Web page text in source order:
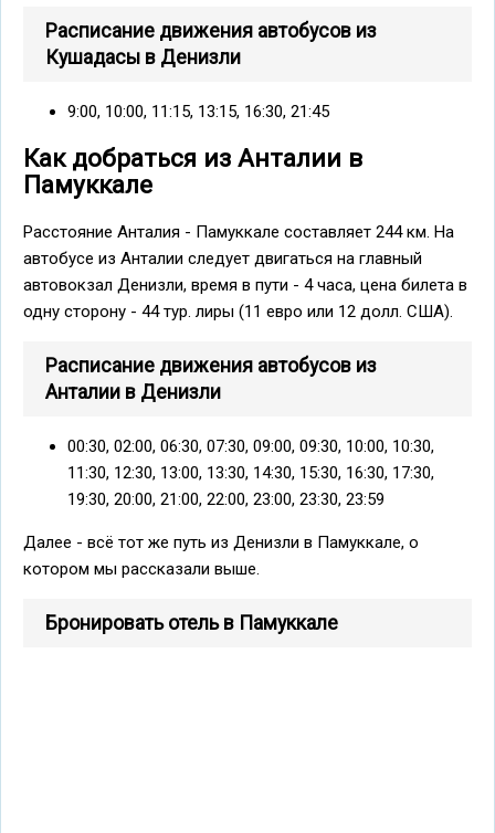
Расписание движения автобусов из
Кушадасы в Денизли
9:00, 10:00, 11:15, 13:15, 16:30, 21:45
Как добраться из Анталии в
Памуккале
Расстояние Анталия - Памуккале составляет 244 км. На
автобусе из Анталии следует двигаться на главный
автовокзал Денизли, время в пути - 4 часа, цена билета в
одну сторону - 44 тур. лиры (11 евро или 12 долл. США).
Расписание движения автобусов из
Анталии в Денизли
00:30, 02:00, 06:30, 07:30, 09:00, 09:30, 10:00, 10:30,
11:30, 12:30, 13:00, 13:30, 14:30, 15:30, 16:30, 17:30,
19:30, 20:00, 21:00, 22:00, 23:00, 23:30, 23:59
Далее - всё тот же путь из Денизли в Памуккале, о
котором мы рассказали выше.
Бронировать отель в Памуккале